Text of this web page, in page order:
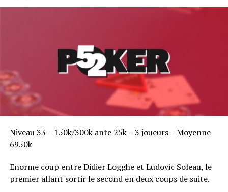
Niveau 33 – 150k/300k ante 25k – 3 joueurs – Moyenne
6950k
Enorme coup entre Didier Logghe et Ludovic Soleau, le
premier allant sortir le second en deux coups de suite.